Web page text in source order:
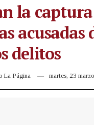
la captura
acusadas
delitos
La Página martes, 23